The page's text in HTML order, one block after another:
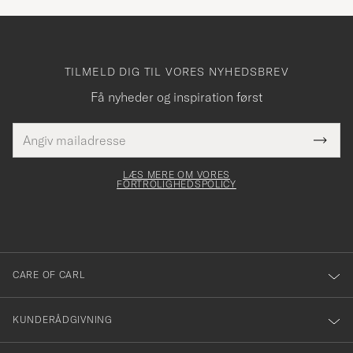
TILMELD DIG TIL VORES NYHEDSBREV
Få nyheder og inspiration først
mailadresse
skal
Tack
för
dig
till
vårt
nyhetsbrev!
LÆS MERE OM VORES
FORTROLIGHEDSPOLICY
CARE OF CARL
KUNDERÅDGIVNING